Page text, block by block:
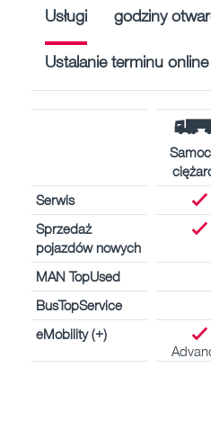
Usługi godziny
Ustalanie terminu online
Serwis
Sprzedaż
pojazdów nowych
MAN TopUsed
BusTopService
eMobility (+)